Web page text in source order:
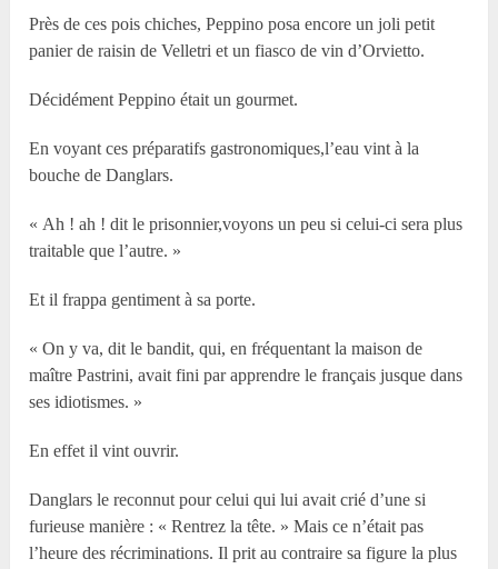
Près de ces pois chiches, Peppino posa encore un joli petit
panier de raisin de Velletri et un fiasco de vin d’Orvietto.
Décidément Peppino était un gourmet.
En voyant ces préparatifs gastronomiques,l’eau vint à la
bouche de Danglars.
« Ah ! ah ! dit le prisonnier,voyons un peu si celui-ci sera plus
traitable que l’autre. »
Et il frappa gentiment à sa porte.
« On y va, dit le bandit, qui, en fréquentant la maison de
maître Pastrini, avait fini par apprendre le français jusque dans
ses idiotismes. »
En effet il vint ouvrir.
Danglars le reconnut pour celui qui lui avait crié d’une si
furieuse manière : « Rentrez la tête. » Mais ce n’était pas
l’heure des récriminations. Il prit au contraire sa figure la plus